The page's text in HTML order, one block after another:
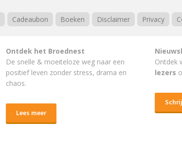
Cadeaubon Boeken Disclaimer Privacy
Ontdek het Broednest
De snelle & moeiteloze weg naar een
positief leven zonder stress, drama en
chaos.
Lees meer
Ontdek
lezers